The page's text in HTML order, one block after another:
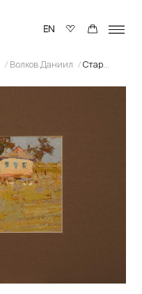
Волков Даниил Старые домики